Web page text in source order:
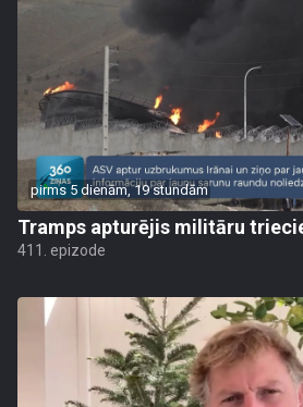
pirms 5 dienām, 19 stundām
Tramps apturējis militāru
411. epizode